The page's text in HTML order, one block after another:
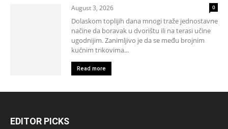
August 3, 2026 0
Dolaskom toplijih dana mnogi traže jednostavne
načine da boravak u dvorištu ili na terasi učine
ugodnijim. Zanimljivo je da se među brojnim
kućnim trikovima...
Read more
EDITOR PICKS